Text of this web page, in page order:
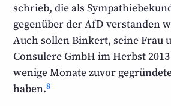
schrieb, die als
gegenüber der AfD verstanden
Auch sollen Binkert, seine Frau
Consulere GmbH im Herbst
wenige Monate zuvor
haben.8